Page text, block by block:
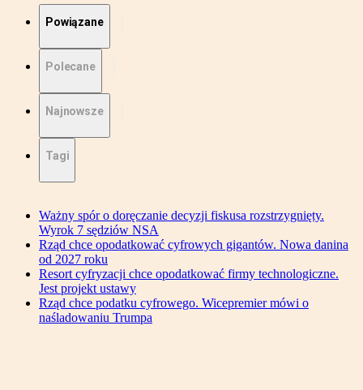
Powiązane
Polecane
Najnowsze
Tagi
Ważny spór o doręczanie decyzji fiskusa rozstrzygnięty.
Wyrok 7 sędziów NSA
Rząd chce opodatkować cyfrowych gigantów. Nowa danina
od 2027 roku
Resort cyfryzacji chce opodatkować firmy technologiczne.
Jest projekt ustawy
Rząd chce podatku cyfrowego. Wicepremier mówi o
naśladowaniu Trumpa